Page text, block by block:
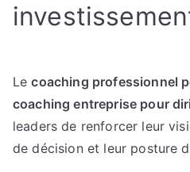
Lecoaching professionnel
coaching entreprise pour
leaders de renforcer leur
de décision et leur posture